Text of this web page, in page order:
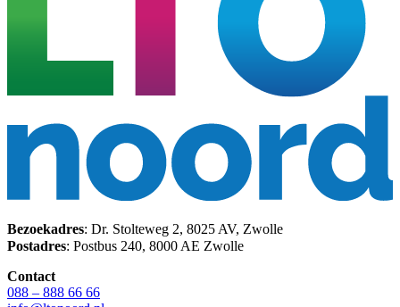
Bezoekadres: Dr. Stolteweg 2, 8025 AV, Zwolle
Postadres: Postbus 240, 8000 AE Zwolle
Contact
088 – 888 66 66